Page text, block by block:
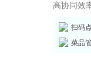
高协同效
扫码
菜品